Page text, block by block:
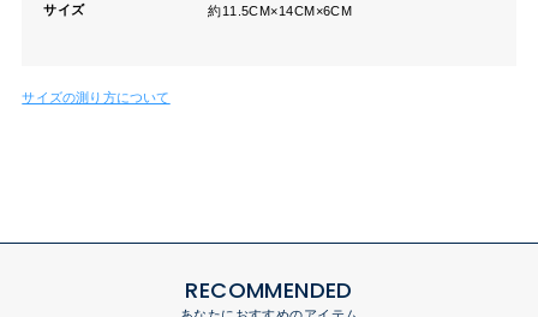
サイズ 約11.5CM×14CM×6CM
サイズの測り方について
RECOMMENDED